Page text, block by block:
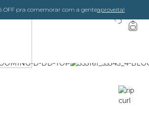
OFF pra comemorar com a genteaproveita!